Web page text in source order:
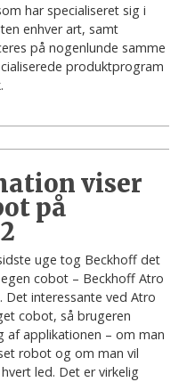
har specialiseret sig i
enhver art, samt
på nogenlunde samme
produktprogram
viser
på
uge tog Beckhoff det
cobot – Beckhoff Atro
interessante ved Atro
cobot, så brugeren
applikationen – om man
robot og om man vil
led. Det er virkelig